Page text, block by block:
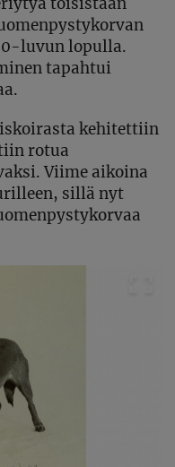
luvun lopulla.
tapahtui
kehitettiin
rotua
Viime aikoina
sillä nyt